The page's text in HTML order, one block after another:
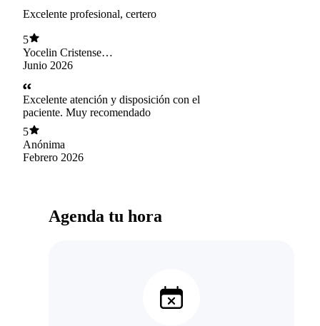
atendido.Es un gran profesional que realmente
se preocupa por el bienestar de sus pacientes.
Muchas gracias por su compromiso y vocación.
Excelente profesional, certero
5
Yocelin Cristensen
Velásquez
Junio 2026
Excelente atención y disposición con el
paciente. Muy recomendado
5
Anónima
Febrero 2026
Agenda tu hora